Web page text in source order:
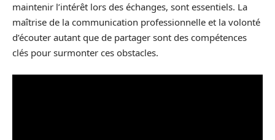
maintenir l’intérêt lors des échanges, sont essentiels. La
maîtrise de la communication professionnelle et la volonté
d’écouter autant que de partager sont des compétences
clés pour surmonter ces obstacles.